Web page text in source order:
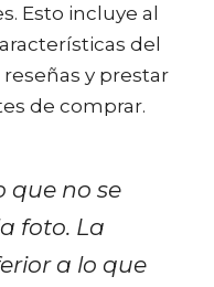
Esto incluye al
del
y prestar
de comprar.
que no se
foto. La
a lo que